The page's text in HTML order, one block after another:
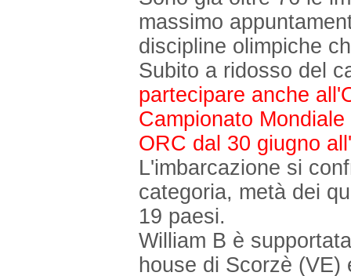
massimo
discipline olimpiche
Subito a ridosso del
partecipare anche
Campionato
ORC dal 30 giugno
L'imbarcazione si
categoria, metà dei
19 paesi.
William B è
house di Scorzè